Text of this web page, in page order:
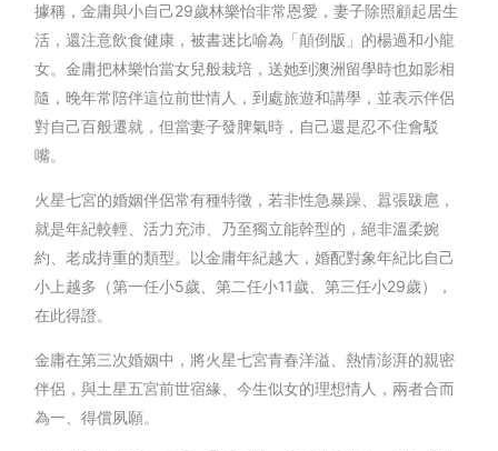
據稱，金庸與小自己29歲林樂怡非常恩愛，妻子除照顧起居生
活，還注意飲食健康，被書迷比喻為「顛倒版」的楊過和小龍
女。金庸把林樂怡當女兒般栽培，送她到澳洲留學時也如影相
隨，晚年常陪伴這位前世情人，到處旅遊和講學，並表示伴侶
對自己百般遷就，但當妻子發脾氣時，自己還是忍不住會駁
嘴。
火星七宮的婚姻伴侶常有種特徵，若非性急暴躁、囂張跋扈，
就是年紀較輕、活力充沛、乃至獨立能幹型的，絕非溫柔婉
約、老成持重的類型。以金庸年紀越大，婚配對象年紀比自己
小上越多（第一任小5歲、第二任小11歲、第三任小29歲），
在此得證。
金庸在第三次婚姻中，將火星七宮青春洋溢、熱情澎湃的親密
伴侶，與土星五宮前世宿緣、今生似女的理想情人，兩者合而
為一、得償夙願。